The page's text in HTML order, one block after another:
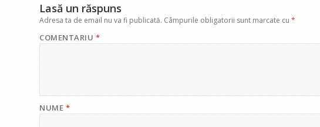
Lasă un răspuns
Adresa ta de email nu va fi publicată. Câmpurile obligatorii sunt marcate cu*
COMENTARIU *
NUME *